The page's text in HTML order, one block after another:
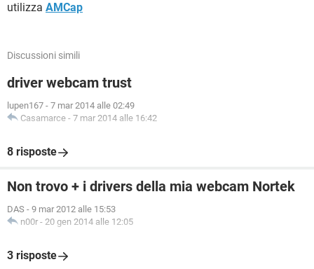
utilizza AMCap
Discussioni simili
driver webcam trust
lupen167 - 7 mar 2014 alle 02:49
Casamarce - 7 mar 2014 alle 16:42
8 risposte
Non trovo + i drivers della mia webcam Nortek
DAS - 9 mar 2012 alle 15:53
n00r - 20 gen 2014 alle 12:05
3 risposte